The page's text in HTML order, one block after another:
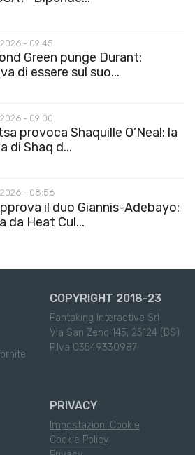
- 09:45
Green punge Durant:
di essere sul suo...
- 09:00
provoca Shaquille O’Neal: la
di Shaq d...
- 08:56
il duo Giannis-Adebayo:
da Heat Cul...
COPYRIGHT 2018-23
Fantaking Interactive Srl
Via San Zeno 145, 25124 (BS)
P.Iva 03549330987
PRIVACY
Impostazioni Cookie
Cookie Policy